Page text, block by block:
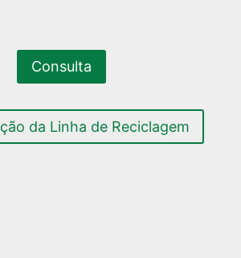
Consulta
da Linha de Reciclagem